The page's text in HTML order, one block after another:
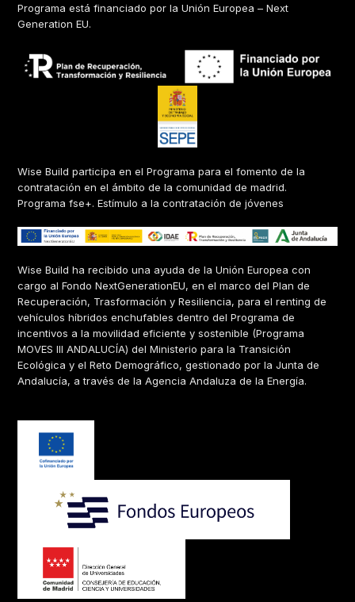
Programa está financiado por la Unión Europea – Next
Generation EU.
Wise Build participa en el Programa para el fomento de la
contratación en el ámbito de la comunidad de madrid.
Programa fse+. Estímulo a la contratación de jóvenes
Wise Build ha recibido una ayuda de la Unión Europea con
cargo al Fondo NextGenerationEU, en el marco del Plan de
Recuperación, Trasformación y Resiliencia, para el renting de
vehículos híbridos enchufables dentro del Programa de
incentivos a la movilidad eficiente y sostenible (Programa
MOVES III ANDALUCÍA) del Ministerio para la Transición
Ecológica y el Reto Demográfico, gestionado por la Junta de
Andalucía, a través de la Agencia Andaluza de la Energía.